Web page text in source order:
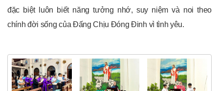
đặc biệt luôn biết năng tưởng nhớ, suy niệm và noi theo
chính đời sống của Đấng Chịu Đóng Đinh vì tình yêu.